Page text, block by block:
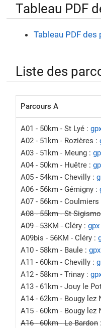
Tableau PDF
Tableau PDF
Liste des
Parcours A
A01 - 50km - St Lyé :
A02 - 51km - Rozières :
A03 - 51km - Meung :
A04 - 50km - Huêtre :
A05 - 54km - Chevilly :
A06 - 56km - Gémigny :
A07 - 56km - Coulmiers
A08 - 55km - St
A09 - 53KM - Cléry : gpx
A09bis - 56KM - Cléry :
A10 - 58km - Baule : gpx
A11 - 60km - Chevilly :
A12 - 58km - Trinay :
A13 - 61km - Jouy le
A14 - 62km - Bougy lez
A15 - 60km - Bougy lez
A16 - 60km - Le Bardon :